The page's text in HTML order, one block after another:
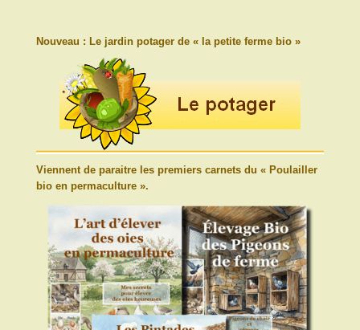
Nouveau : Le jardin potager de « la petite ferme bio »
Viennent de paraitre les premiers carnets du « Poulailler
bio en permaculture ».